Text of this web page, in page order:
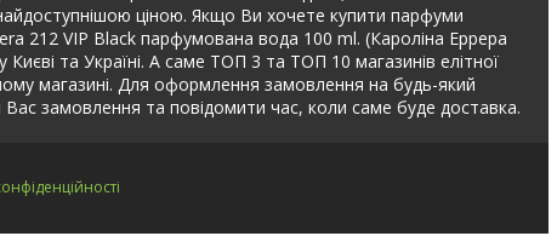
найдоступнішою ціною. Якщо Ви хочете купити парфуми
212 VIP Black парфумована вода 100 ml. (Кароліна Еррера
та Україні. А саме ТОП 3 та ТОП 10 магазинів елітної
магазині. Для оформлення замовлення на будь-який
замовлення та повідомити час, коли саме буде доставка.